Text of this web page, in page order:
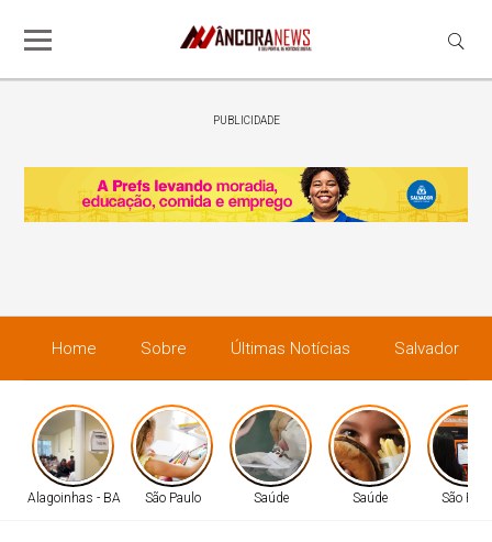
PUBLICIDADE
Home Sobre Últimas Notícias Salvador
Alagoinhas - BA São Paulo Saúde Saúde São